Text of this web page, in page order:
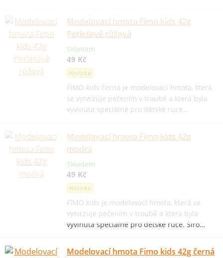
Modelovací hmota Fimo kids 42g
Perleťově růžová
Skladem
49 Kč
Novinka
FIMO kids černá je modelovací hmota, která
se vytvrzuje pečením v troubě a která byla
vyvinuta speciálně pro dětské ruce…
Modelovací hmota Fimo kids 42g
modrá
Skladem
49 Kč
Novinka
FIMO kids je modelovací hmota, která se
vytvrzuje pečením v troubě a která byla
vyvinuta speciálně pro dětské ruce. Širo…
Modelovací hmota Fimo kids 42g černá